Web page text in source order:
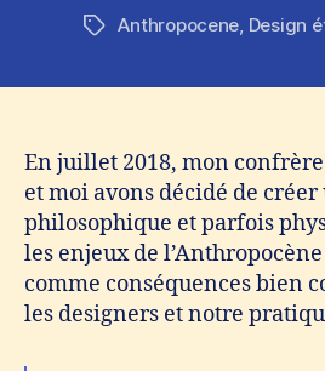
author
date
TagsAnthropocene Design
En juillet 2018, mon
et moi avons décidé de
philosophique et parfois
les enjeux de
comme conséquences bien
les designers et notre